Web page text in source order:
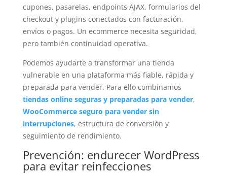
cupones, pasarelas, endpoints AJAX, formularios del
checkout y plugins conectados con facturación,
envíos o pagos. Un ecommerce necesita seguridad,
pero también continuidad operativa.
Podemos ayudarte a transformar una tienda
vulnerable en una plataforma más fiable, rápida y
preparada para vender. Para ello combinamos
tiendas online seguras y preparadas para vender,
WooCommerce seguro para vender sin
interrupciones, estructura de conversión y
seguimiento de rendimiento.
Prevención: endurecer WordPress
para evitar reinfecciones